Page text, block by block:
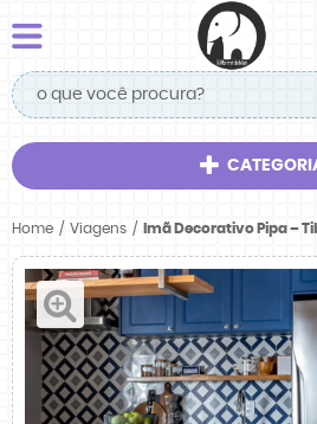
Home Viagens Imã Decorativo Pipa –